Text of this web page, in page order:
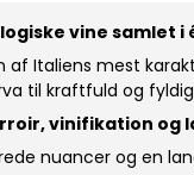
vine samlet
Italiens mest
til kraftfuld og
vinifikation
nuancer og en